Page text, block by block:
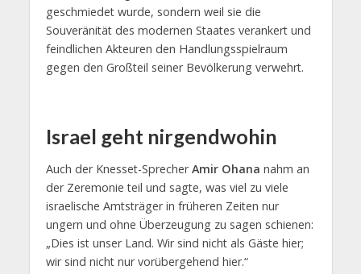
geschmiedet wurde, sondern weil sie die
Souveränität des modernen Staates verankert und
feindlichen Akteuren den Handlungsspielraum
gegen den Großteil seiner Bevölkerung verwehrt.
Israel geht nirgendwohin
Auch der Knesset-SprecherAmir Ohana nahm an
der Zeremonie teil und sagte, was viel zu viele
israelische Amtsträger in früheren Zeiten nur
ungern und ohne Überzeugung zu sagen schienen:
„Dies ist unser Land. Wir sind nicht als Gäste hier;
wir sind nicht nur vorübergehend hier.“